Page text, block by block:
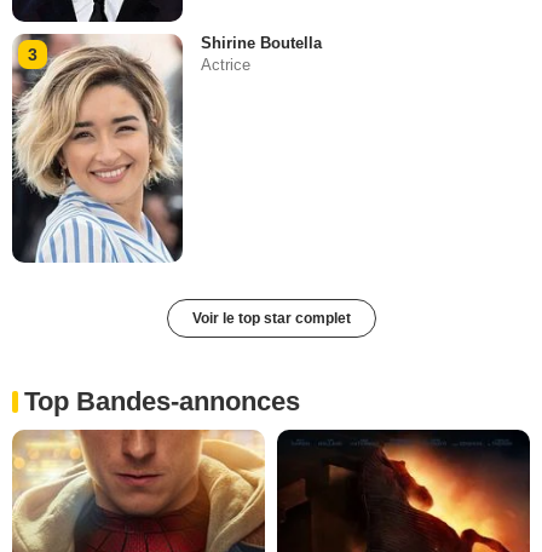
3
Shirine Boutella
Actrice
Voir le top star complet
Top Bandes-annonces